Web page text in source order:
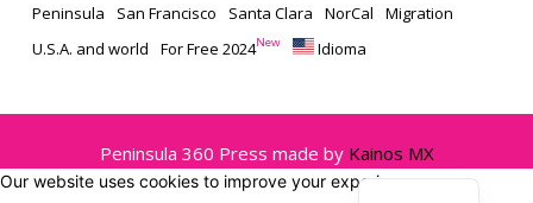
Peninsula San Francisco Santa Clara NorCal
Migration
U.S.A. and world
For Free 2024New Idioma
Peninsula 360 Press made by Kainos MX
Our website uses cookies to improve your experience.